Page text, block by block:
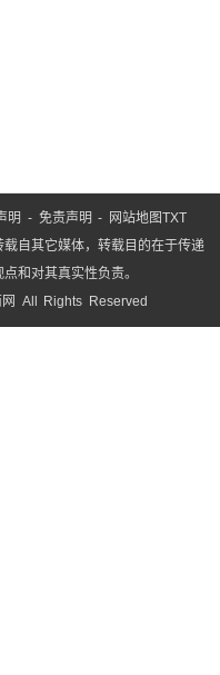
明 - 免责声明 - 网站地图TXT
自其它媒体，转载目的在于传递
和对其真实性负责。
All Rights Reserved